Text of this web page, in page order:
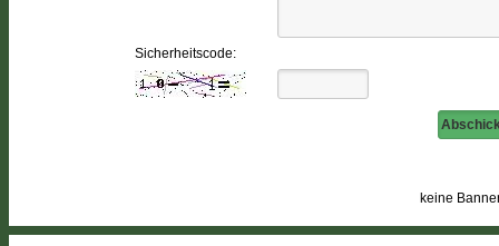
Sicherheitscode:
keine